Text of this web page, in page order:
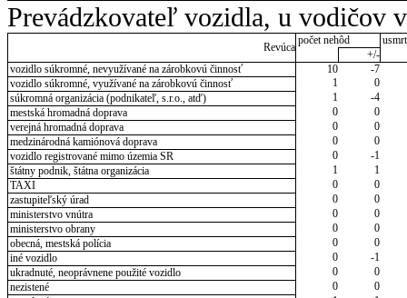
Prevádzkovateľ vozidla, u vodičov
Revúca
počet nehôd
+/-
vozidlo súkromné, nevyužívané na zárobkovú činnosť
10
-7
vozidlo súkromné, využívané na zárobkovú činnosť
1
0
súkromná organizácia (podnikateľ, s.r.o., atď)
1
-4
mestská hromadná doprava
0
0
verejná hromadná doprava
0
0
medzinárodná kamiónová doprava
0
0
vozidlo registrované mimo územia SR
0
-1
štátny podnik, štátna organizácia
1
1
TAXI
0
0
zastupiteľský úrad
0
0
ministerstvo vnútra
0
0
ministerstvo obrany
0
0
obecná, mestská polícia
0
0
iné vozidlo
0
-1
ukradnuté, neoprávnene použité vozidlo
0
0
nezistené
0
0